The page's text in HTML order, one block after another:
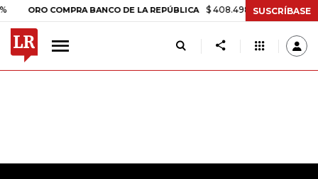
ORO COMPRA BANCO DE LA REPÚBLICA $ 408.498,97 +$ 8.753,81
SUSCRÍBASE